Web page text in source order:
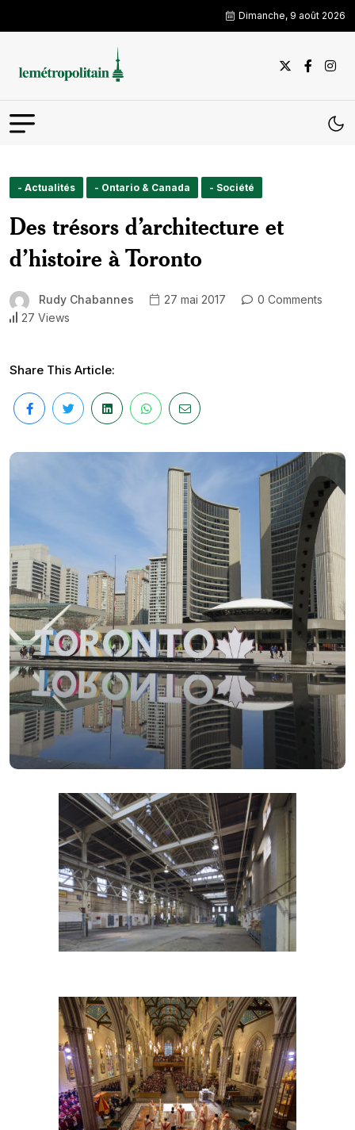
Dimanche, 9 août 2026
- Actualités - Ontario & Canada - Société
Des trésors d’architecture et
d’histoire à Toronto
Rudy Chabannes 27 mai 2017
0 Comments
27 Views
Share This Article: